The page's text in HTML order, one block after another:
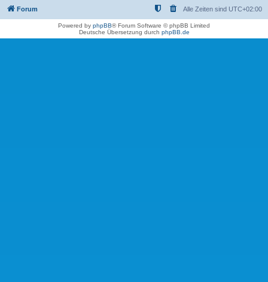
Forum Alle Zeiten sind UTC+02:00
Powered by phpBB® Forum Software © phpBB Limited
Deutsche Übersetzung durch phpBB.de